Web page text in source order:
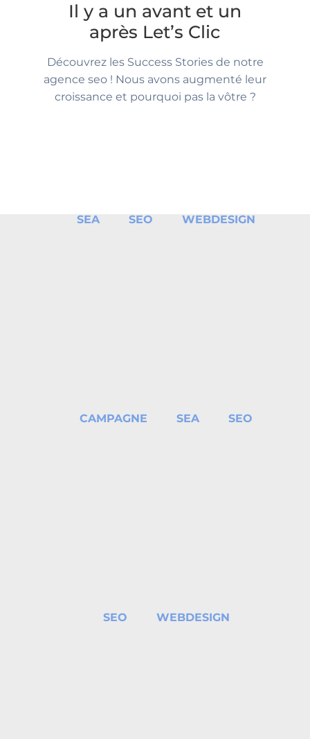
Il y a un avant et un
après Let’s Clic
Découvrez les Success Stories de notre
agence seo ! Nous avons augmenté leur
croissance et pourquoi pas la vôtre ?
SEA SEO WEBDESIGN
CAMPAGNE SEA SEO
SEO WEBDESIGN